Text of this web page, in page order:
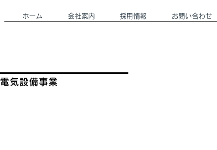
ホーム 会社案内 採用情報 お問い合わせ
電気設備事業